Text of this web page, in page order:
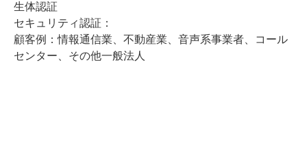
生体認証
セキュリティ認証：
顧客例：情報通信業、不動産業、音声系事業者、コール
センター、その他一般法人